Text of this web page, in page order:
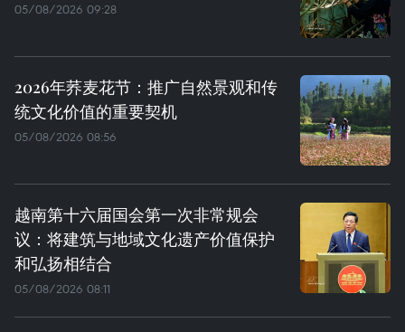
05/08/2026 09:28
2026年荞麦花节：推广自然景观和传
统文化价值的重要契机
05/08/2026 08:56
越南第十六届国会第一次非常规会
议：将建筑与地域文化遗产价值保护
和弘扬相结合
05/08/2026 08:11